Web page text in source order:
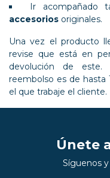
Ir acompañado
accesorios originales.
Una vez el producto
revise que está en
devolución de
reembolso es de hasta
el que trabaje el cliente.
Únete
Síguenos